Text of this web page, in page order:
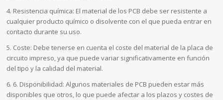
4. Resistencia química: El material de los PCB debe ser resistente a
cualquier producto químico o disolvente con el que pueda entrar en
contacto durante su uso.
5. Coste: Debe tenerse en cuenta el coste del material de la placa de
circuito impreso, ya que puede variar significativamente en función
del tipo y la calidad del material.
6. 6. Disponibilidad: Algunos materiales de PCB pueden estar más
disponibles que otros, lo que puede afectar a los plazos y costes de